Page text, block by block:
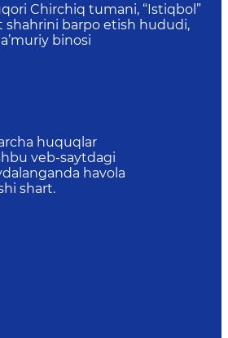
Chirchiq tumani, “Istiqbol”
shahrini barpo etish hududi,
binosi
huquqlar
veb-saytdagi
havola
shart.